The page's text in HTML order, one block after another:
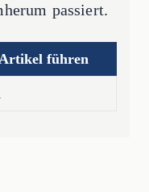
passiert.
Artikel führen